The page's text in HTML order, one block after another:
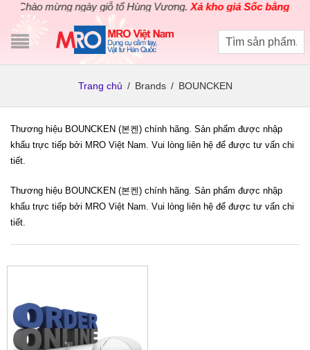
Chào mừng ngày giỗ tổ Hùng Vương.Xả kho giá Sốc bằng giá
Trang chủ / Brands / BOUNCKEN
Thương hiệu BOUNCKEN (본켄) chính hãng. Sản phẩm được nhập
khẩu trực tiếp bởi MRO Việt Nam. Vui lòng liên hệ để được tư vấn chi
tiết.
Thương hiệu BOUNCKEN (본켄) chính hãng. Sản phẩm được nhập
khẩu trực tiếp bởi MRO Việt Nam. Vui lòng liên hệ để được tư vấn chi
tiết.